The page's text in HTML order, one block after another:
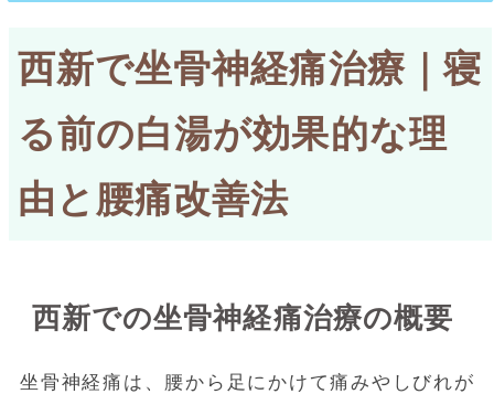
西新で坐骨神経痛治療｜寝
る前の白湯が効果的な理
由と腰痛改善法
西新での坐骨神経痛治療の概要
坐骨神経痛は、腰から足にかけて痛みやしびれが